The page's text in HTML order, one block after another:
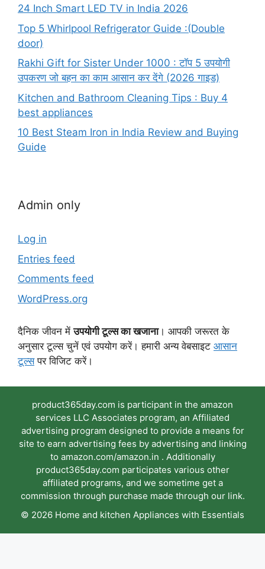
24 Inch Smart LED TV in India 2026
Top 5 Whirlpool Refrigerator Guide :(Double
door)
Rakhi Gift for Sister Under 1000 : टॉप 5 उपयोगी
उपकरण जो बहन का काम आसान कर देंगे (2026 गाइड)
Kitchen and Bathroom Cleaning Tips : Buy 4
best appliances
10 Best Steam Iron in India Review and Buying
Guide
Admin only
Log in
Entries feed
Comments feed
WordPress.org
दैनिक जीवन मेंउपयोगी टूल्स का खजाना। आपकी जरूरत के
अनुसार टूल्स चुनें एवं उपयोग करें। हमारी अन्य वेबसाइट आसान
टूल्सपर विजिट करें।
product365day.com is participant in the amazon
services LLC Associates program, an Affiliated
advertising program designed to provide a means for
site to earn advertising fees by advertising and linking
to amazon.com/amazon.in . Additionally
product365day.com participates various other
affiliated programs, and we sometime get a
commission through purchase made through our link.
© 2026 Home and kitchen Appliances with Essentials